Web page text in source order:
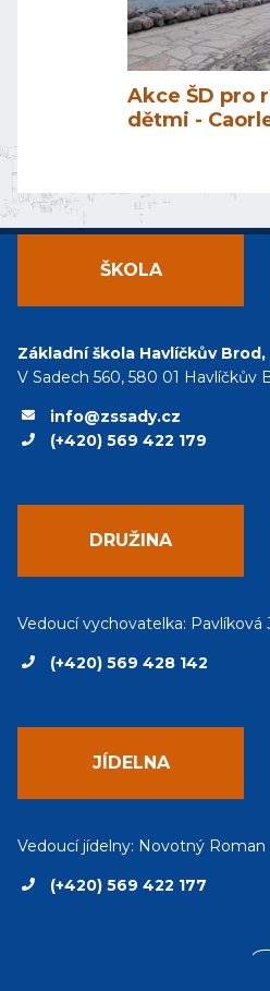
Akce ŠD pro
dětmi -
ŠKOLA
Základní škola Havlíčkův Brod,
V Sadech 560, 580 01 Havlíčkův
info@zssady.cz
(+420) 569 422 179
DRUŽINA
Vedoucí vychovatelka: Pavlíková
(+420) 569 428 142
JÍDELNA
Vedoucí jídelny: Novotný Roman
(+420) 569 422 177